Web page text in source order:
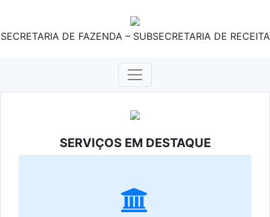
SECRETARIA DE FAZENDA – SUBSECRETARIA DE RECEITA
SERVIÇOS EM DESTAQUE